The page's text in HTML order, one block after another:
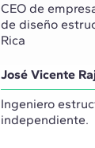
CEO de
de diseño
Rica
José Vicente
Ingeniero
independiente.